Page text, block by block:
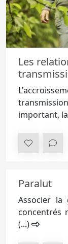
Les
important,
Paralut
Associer la
concentrés
(...)